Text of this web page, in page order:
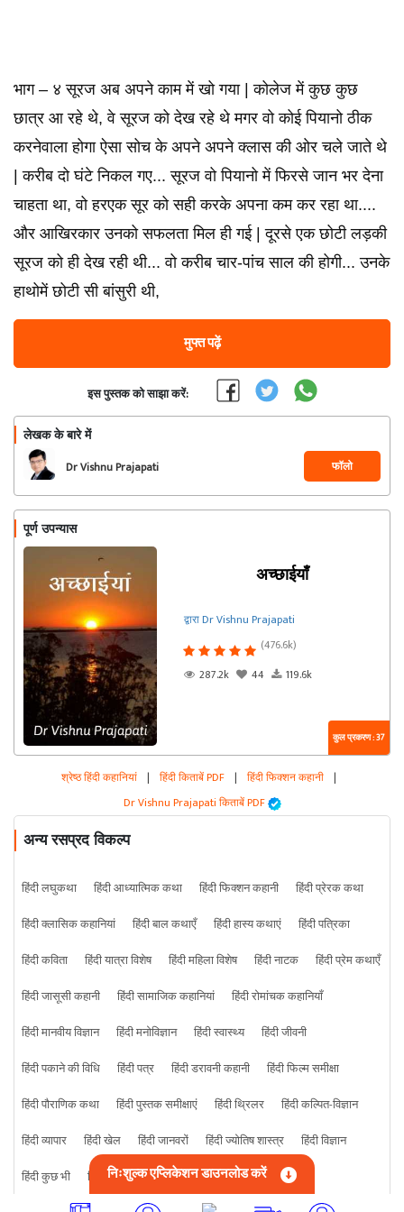
भाग – ४ सूरज अब अपने काम में खो गया | कोलेज में कुछ कुछ
छात्र आ रहे थे, वे सूरज को देख रहे थे मगर वो कोई पियानो ठीक
करनेवाला होगा ऐसा सोच के अपने अपने क्लास की ओर चले जाते थे
| करीब दो घंटे निकल गए... सूरज वो पियानो में फिरसे जान भर देना
चाहता था, वो हरएक सूर को सही करके अपना कम कर रहा था....
और आखिरकार उनको सफलता मिल ही गई | दूरसे एक छोटी लड़की
सूरज को ही देख रही थी... वो करीब चार-पांच साल की होगी... उनके
हाथोमें छोटी सी बांसुरी थी,
मुफ्त पढ़ें
इस पुस्तक को साझा करें:
लेखक के बारे में
Dr Vishnu Prajapati फॉलो
पूर्ण उपन्यास
अच्छाईयाँ
द्वारा Dr Vishnu Prajapati
(476.6k)
287.2k
44 119.6k
कुल प्रकरण : 37
श्रेष्ठ हिंदी कहानियां | हिंदी किताबें PDF | हिंदी फिक्शन कहानी |
Dr Vishnu Prajapati किताबें PDF
अन्य रसप्रद विकल्प
हिंदी लघुकथा हिंदी आध्यात्मिक कथा हिंदी फिक्शन कहानी
हिंदी प्रेरक कथा
हिंदी क्लासिक कहानियां
हिंदी बाल कथाएँ हिंदी हास्य कथाएं
हिंदी पत्रिका
हिंदी कविता
हिंदी यात्रा विशेष हिंदी महिला विशेष हिंदी नाटक
हिंदी प्रेम कथाएँ
हिंदी जासूसी कहानी
हिंदी सामाजिक कहानियां
हिंदी रोमांचक कहानियाँ
हिंदी मानवीय विज्ञान
हिंदी मनोविज्ञान हिंदी स्वास्थ्य
हिंदी जीवनी
हिंदी पकाने की विधि
हिंदी पत्र हिंदी डरावनी कहानी
हिंदी फिल्म समीक्षा
हिंदी पौराणिक कथा
हिंदी पुस्तक समीक्षाएं हिंदी थ्रिलर
हिंदी कल्पित-विज्ञान
हिंदी व्यापार
हिंदी खेल हिंदी जानवरों हिंदी ज्योतिष शास्त्र
हिंदी विज्ञान
हिंदी कुछ भी
हिंदी क्राइम कहानी
निःशुल्क एप्लिकेशन डाउनलोड करें